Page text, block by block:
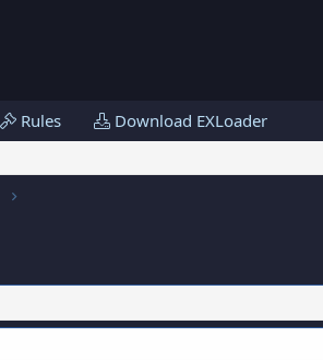
Rules Download EXLoader